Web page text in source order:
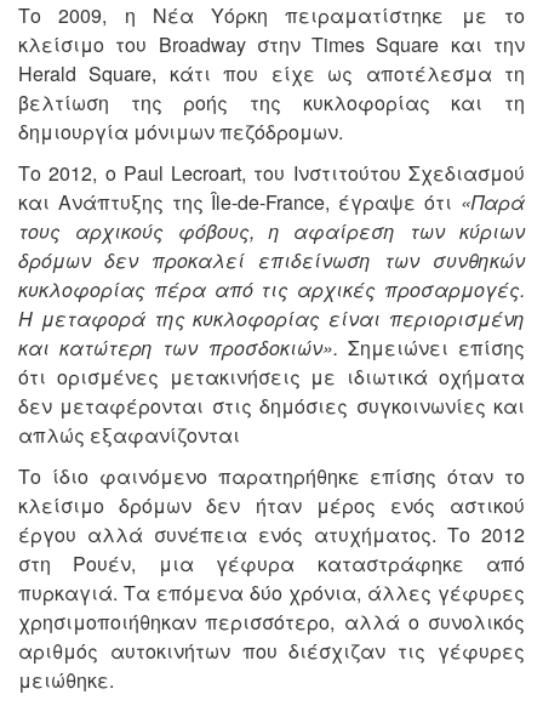
Το 2009, η Νέα Υόρκη πειραματίστηκε με το
κλείσιμο του Broadway στην Times Square και την
Herald Square, κάτι που είχε ως αποτέλεσμα τη
βελτίωση της ροής της κυκλοφορίας και τη
δημιουργία μόνιμων πεζόδρομων.
Το 2012, ο Paul Lecroart, του Ινστιτούτου Σχεδιασμού
και Ανάπτυξης της Île-de-France, έγραψε ότι «Παρά
τους αρχικούς φόβους, η αφαίρεση των κύριων
δρόμων δεν προκαλεί επιδείνωση των συνθηκών
κυκλοφορίας πέρα από τις αρχικές προσαρμογές.
Η μεταφορά της κυκλοφορίας είναι περιορισμένη
και κατώτερη των προσδοκιών». Σημειώνει επίσης
ότι ορισμένες μετακινήσεις με ιδιωτικά οχήματα
δεν μεταφέρονται στις δημόσιες συγκοινωνίες και
απλώς εξαφανίζονται
Το ίδιο φαινόμενο παρατηρήθηκε επίσης όταν το
κλείσιμο δρόμων δεν ήταν μέρος ενός αστικού
έργου αλλά συνέπεια ενός ατυχήματος. Το 2012
στη Ρουέν, μια γέφυρα καταστράφηκε από
πυρκαγιά. Τα επόμενα δύο χρόνια, άλλες γέφυρες
χρησιμοποιήθηκαν περισσότερο, αλλά ο συνολικός
αριθμός αυτοκινήτων που διέσχιζαν τις γέφυρες
μειώθηκε.